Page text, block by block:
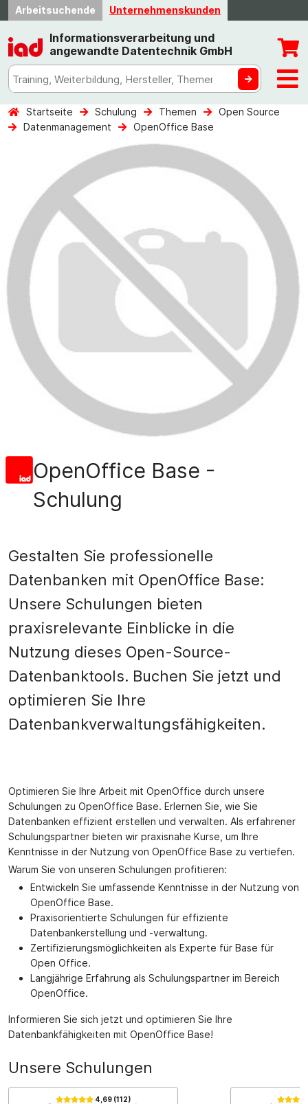
Arbeitsuchende Unternehmenskunden
Informationsverarbeitung und
angewandte Datentechnik GmbH
Startseite Schulung Themen
Open Source
Datenmanagement
OpenOffice Base
OpenOffice Base -
Schulung
Gestalten Sie professionelle
Datenbanken mit OpenOffice Base:
Unsere Schulungen bieten
praxisrelevante Einblicke in die
Nutzung dieses Open-Source-
Datenbanktools. Buchen Sie jetzt und
optimieren Sie Ihre
Datenbankverwaltungsfähigkeiten.
Optimieren Sie Ihre Arbeit mit OpenOffice durch unsere
Schulungen zu OpenOffice Base. Erlernen Sie, wie Sie
Datenbanken effizient erstellen und verwalten. Als erfahrener
Schulungspartner bieten wir praxisnahe Kurse, um Ihre
Kenntnisse in der Nutzung von OpenOffice Base zu vertiefen.
Warum Sie von unseren Schulungen profitieren:
Entwickeln Sie umfassende Kenntnisse in der Nutzung von
OpenOffice Base.
Praxisorientierte Schulungen für effiziente
Datenbankerstellung und -verwaltung.
Zertifizierungsmöglichkeiten als Experte für Base für
Open Office.
Langjährige Erfahrung als Schulungspartner im Bereich
OpenOffice.
Informieren Sie sich jetzt und optimieren Sie Ihre
Datenbankfähigkeiten mit OpenOffice Base!
Unsere Schulungen
4,69 (112)